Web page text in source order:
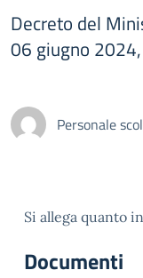
Decreto del
06 giugno
Personale
Si allega quanto
Documenti